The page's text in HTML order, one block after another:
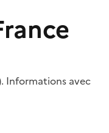
Informations avec